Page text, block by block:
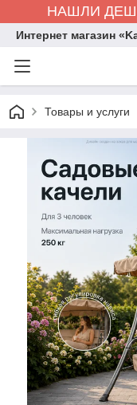
НАШЛИ
Интернет магазин
Товары и услуги